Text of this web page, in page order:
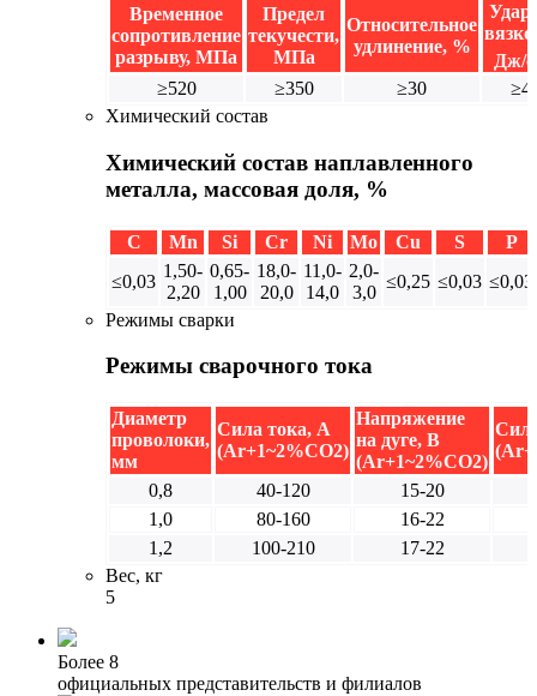
Временное
сопротивление
разрыву, МПа
Предел
текучести,
МПа
Относительное
удлинение, %
Дж/
≥520
≥350 ≥30
Химический состав
Химический состав наплавленного
металла, массовая доля, %
C Mn Si Cr Ni Mo Cu S
P
≤0,03
1,50-
2,20
0,65-
1,00
18,0-
20,0
11,0-
14,0
2,0-
3,0
≤0,25 ≤0,03 ≤0,03
Режимы сварки
Режимы сварочного тока
Диаметр
проволоки,
мм
Сила тока, А
(Ar+1~2%CO2)
Напряжение
на дуге, В
(Ar+1~2%CO2)
0,8
40-120 15-20
1,0
80-160 16-22
1,2
100-210 17-22
Вес, кг
5
Более 8
официальных представительств и филиалов